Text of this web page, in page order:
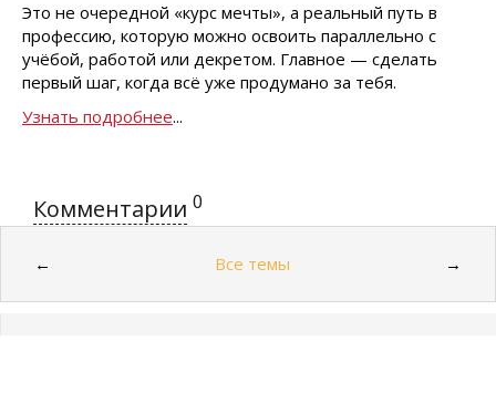
Это не очередной «курс мечты», а реальный путь в
профессию, которую можно освоить параллельно с
учёбой, работой или декретом. Главное — сделать
первый шаг, когда всё уже продумано за тебя.
Узнать подробнее...
Комментарии 0
← Все темы →